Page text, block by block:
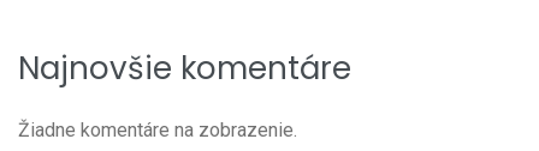
Najnovšie komentáre
Žiadne komentáre na zobrazenie.